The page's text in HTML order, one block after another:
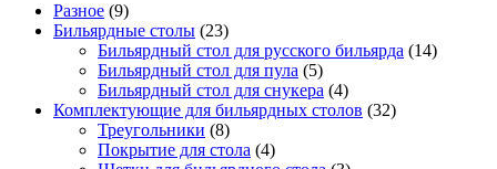
Разное (9)
Бильярдные столы (23)
Бильярдный стол для русского бильярда (14)
Бильярдный стол для пула (5)
Бильярдный стол для снукера (4)
Комплектующие для бильярдных столов (32)
Треугольники (8)
Покрытие для стола (4)